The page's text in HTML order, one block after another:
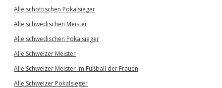
Alle schottischen Pokalsieger
Alle schwedischen Meister
Alle schwedischen Pokalsieger
Alle Schweizer Meister
Alle Schweizer Meister im Fußball der Frauen
Alle Schweizer Pokalsieger